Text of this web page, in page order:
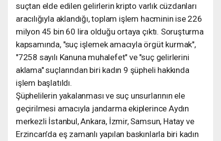
suçtan elde edilen gelirlerin kripto varlık cüzdanları
aracılığıyla aklandığı, toplam işlem hacminin ise 226
milyon 45 bin 60 lira olduğu ortaya çıktı. Soruşturma
kapsamında, "suç işlemek amacıyla örgüt kurmak",
"7258 sayılı Kanuna muhalefet" ve "suç gelirlerini
aklama" suçlarından biri kadın 9 şüpheli hakkında
işlem başlatıldı.
Şüphelilerin yakalanması ve suç unsurlarının ele
geçirilmesi amacıyla jandarma ekiplerince Aydın
merkezli İstanbul, Ankara, İzmir, Samsun, Hatay ve
Erzincan’da eş zamanlı yapılan baskınlarla biri kadın